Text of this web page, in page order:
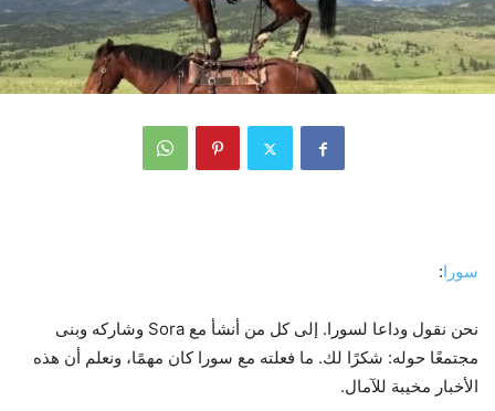
سورا:
نحن نقول وداعا لسورا. إلى كل من أنشأ مع Sora وشاركه وبنى
مجتمعًا حوله: شكرًا لك. ما فعلته مع سورا كان مهمًا، ونعلم أن هذه
الأخبار مخيبة للآمال.